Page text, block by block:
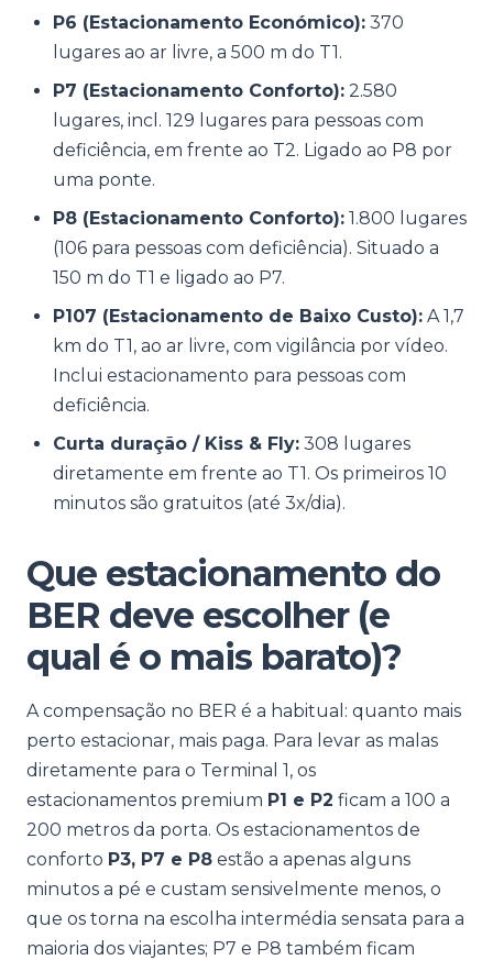
P6 (Estacionamento Económico): 370
lugares ao ar livre, a 500 m do T1.
P7 (Estacionamento Conforto): 2.580
lugares, incl. 129 lugares para pessoas com
deficiência, em frente ao T2. Ligado ao P8 por
uma ponte.
P8 (Estacionamento Conforto): 1.800 lugares
(106 para pessoas com deficiência). Situado a
150 m do T1 e ligado ao P7.
P107 (Estacionamento de Baixo Custo): A 1,7
km do T1, ao ar livre, com vigilância por vídeo.
Inclui estacionamento para pessoas com
deficiência.
Curta duração / Kiss & Fly: 308 lugares
diretamente em frente ao T1. Os primeiros 10
minutos são gratuitos (até 3x/dia).
Que estacionamento do
BER deve escolher (e
qual é o mais barato)?
A compensação no BER é a habitual: quanto mais
perto estacionar, mais paga. Para levar as malas
diretamente para o Terminal 1, os
estacionamentos premium P1 e P2 ficam a 100 a
200 metros da porta. Os estacionamentos de
conforto P3, P7 e P8 estão a apenas alguns
minutos a pé e custam sensivelmente menos, o
que os torna na escolha intermédia sensata para a
maioria dos viajantes; P7 e P8 também ficam